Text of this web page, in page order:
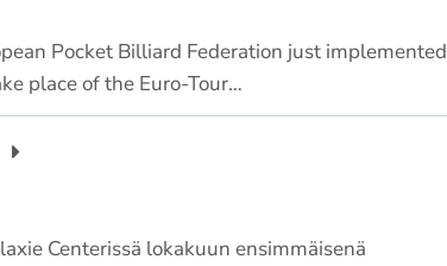
Pocket Billiard Federation just implemented
place of the Euro-Tour…
Centerissä lokakuun ensimmäisenä